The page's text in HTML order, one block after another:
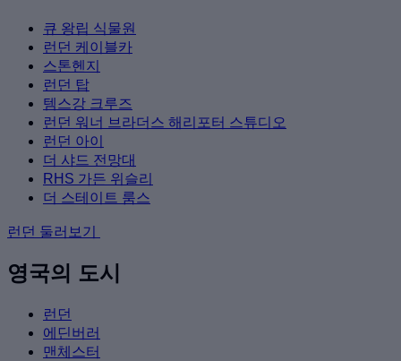
큐 왕립 식물원
런던 케이블카
스톤헨지
런던 탑
템스강 크루즈
런던 워너 브라더스 해리포터 스튜디오
런던 아이
더 샤드 전망대
RHS 가든 위슬리
더 스테이트 룸스
런던 둘러보기
영국의 도시
런던
에딘버러
맨체스터